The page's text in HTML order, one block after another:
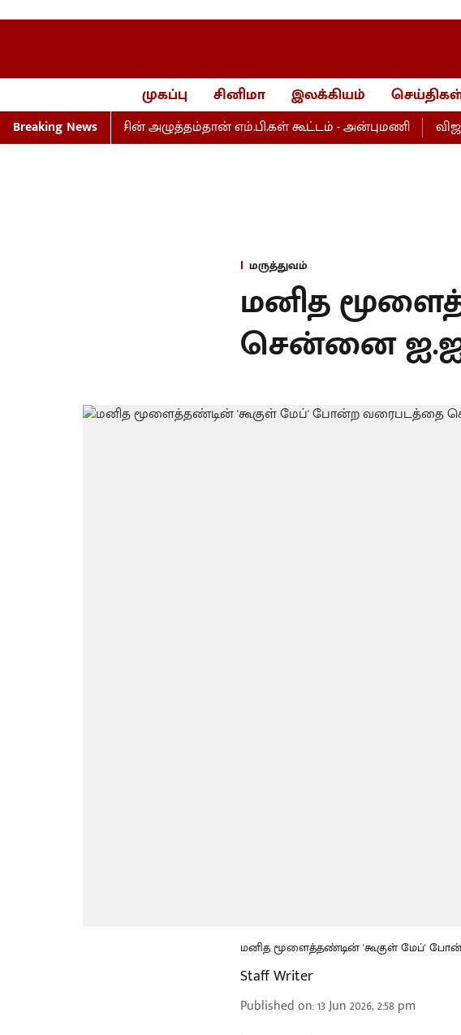
முகப்பு சினிமா இலக்கியம்
Breaking News
அறிய காங்கிரசின் அழுத்தம்தான் எம்.பி.கள் கூட்டம் - அன்புமணி
மருத்துவம்
மனித
சென்னை
மனித மூளைத்தண்டின் 'கூகுள் மேப்'
Staff Writer
Published on:13 Jun 2026, 2:58 pm